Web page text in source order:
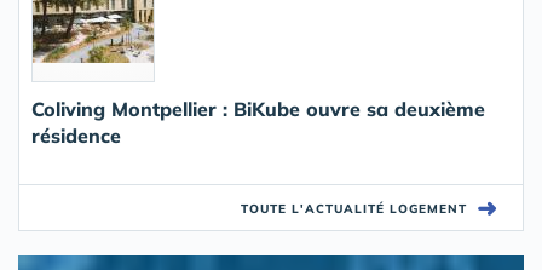
Coliving Montpellier : BiKube ouvre sa deuxième
résidence
TOUTE L'ACTUALITÉ LOGEMENT ➜